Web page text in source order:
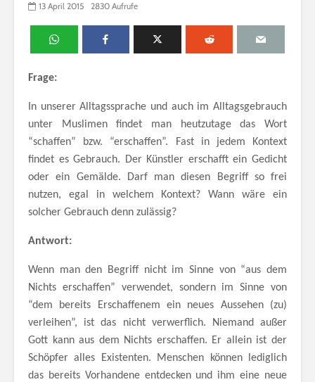
13 April 2015 2830 Aufrufe
Frage:
In unserer Alltagssprache und auch im Alltagsgebrauch
unter Muslimen findet man heutzutage das Wort
“schaffen” bzw. “erschaffen”. Fast in jedem Kontext
findet es Gebrauch. Der Künstler erschafft ein Gedicht
oder ein Gemälde. Darf man diesen Begriff so frei
nutzen, egal in welchem Kontext? Wann wäre ein
solcher Gebrauch denn zulässig?
Antwort:
Wenn man den Begriff nicht im Sinne von “aus dem
Nichts erschaffen” verwendet, sondern im Sinne von
“dem bereits Erschaffenem ein neues Aussehen (zu)
verleihen”, ist das nicht verwerflich. Niemand außer
Gott kann aus dem Nichts erschaffen. Er allein ist der
Schöpfer alles Existenten. Menschen können lediglich
das bereits Vorhandene entdecken und ihm eine neue